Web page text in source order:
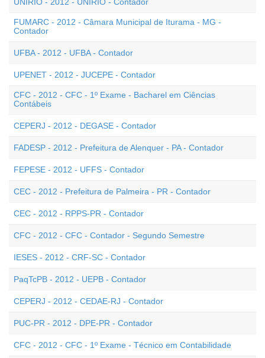
FUMARC - 2012 - Câmara Municipal de Iturama - MG -
Contador
UFBA - 2012 - UFBA - Contador
UPENET - 2012 - JUCEPE - Contador
CFC - 2012 - CFC - 1º Exame - Bacharel em Ciências
Contábeis
CEPERJ - 2012 - DEGASE - Contador
FADESP - 2012 - Prefeitura de Alenquer - PA - Contador
FEPESE - 2012 - UFFS - Contador
CEC - 2012 - Prefeitura de Palmeira - PR - Contador
CEC - 2012 - RPPS-PR - Contador
CFC - 2012 - CFC - Contador - Segundo Semestre
IESES - 2012 - CRF-SC - Contador
PaqTcPB - 2012 - UEPB - Contador
CEPERJ - 2012 - CEDAE-RJ - Contador
PUC-PR - 2012 - DPE-PR - Contador
CFC - 2012 - CFC - 1º Exame - Técnico em Contabilidade